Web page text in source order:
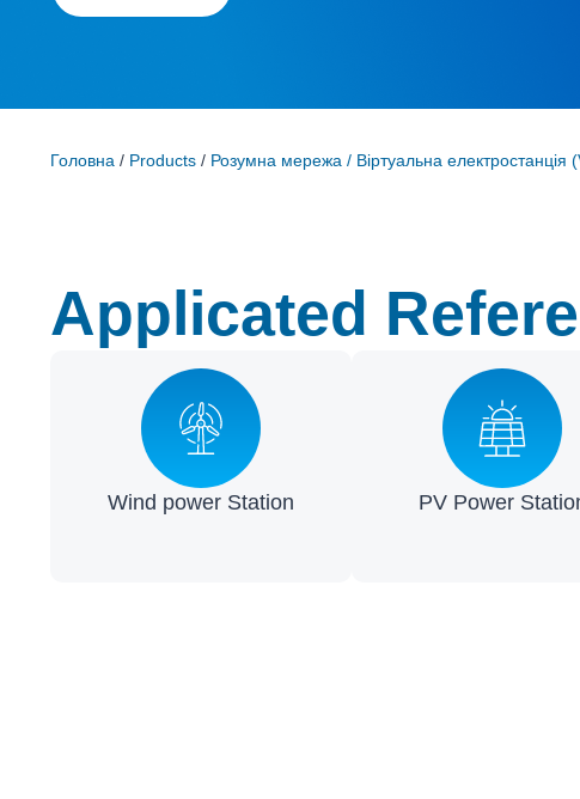
Головна / Products / Розумна мережа / Віртуальна електростанція
Applicated
Wind power Station​ PV Power